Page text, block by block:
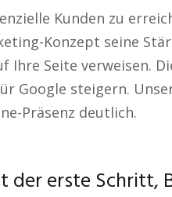
Kunden zu
Konzept seine
Ihre Seite verweisen.
Google steigern.
Präsenz deutlich.
der erste Schritt,